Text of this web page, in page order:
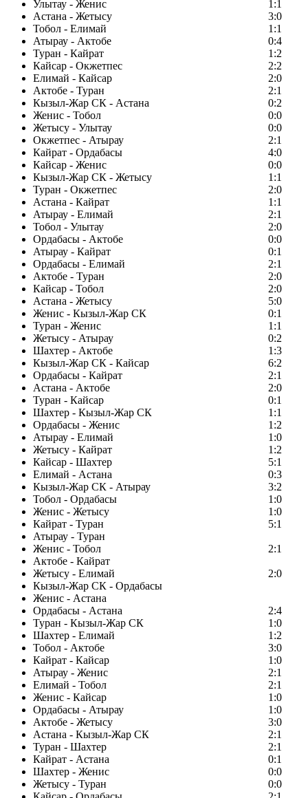
Улытау - Женис
1:1
Астана - Жетысу
3:0
Тобол - Елимай
1:1
Атырау - Актобе
0:4
Туран - Кайрат
1:2
Кайсар - Окжетпес
2:2
Елимай - Кайсар
2:0
Актобе - Туран
2:1
Кызыл-Жар СК - Астана
0:2
Женис - Тобол
0:0
Жетысу - Улытау
0:0
Окжетпес - Атырау
2:1
Кайрат - Ордабасы
4:0
Кайсар - Женис
0:0
Кызыл-Жар СК - Жетысу
1:1
Туран - Окжетпес
2:0
Астана - Кайрат
1:1
Атырау - Елимай
2:1
Тобол - Улытау
2:0
Ордабасы - Актобе
0:0
Атырау - Кайрат
0:1
Ордабасы - Елимай
2:1
Актобе - Туран
2:0
Кайсар - Тобол
2:0
Астана - Жетысу
5:0
Женис - Кызыл-Жар СК
0:1
Туран - Женис
1:1
Жетысу - Атырау
0:2
Шахтер - Актобе
1:3
Кызыл-Жар СК - Кайсар
6:2
Ордабасы - Кайрат
2:1
Астана - Актобе
2:0
Туран - Кайсар
0:1
Шахтер - Кызыл-Жар СК
1:1
Ордабасы - Женис
1:2
Атырау - Елимай
1:0
Жетысу - Кайрат
1:2
Кайсар - Шахтер
5:1
Елимай - Астана
0:3
Кызыл-Жар СК - Атырау
3:2
Тобол - Ордабасы
1:0
Женис - Жетысу
1:0
Кайрат - Туран
5:1
Атырау - Туран
Женис - Тобол
2:1
Актобе - Кайрат
Жетысу - Елимай
2:0
Кызыл-Жар СК - Ордабасы
Женис - Астана
Ордабасы - Астана
2:4
Туран - Кызыл-Жар СК
1:0
Шахтер - Елимай
1:2
Тобол - Актобе
3:0
Кайрат - Кайсар
1:0
Атырау - Женис
2:1
Елимай - Тобол
2:1
Женис - Кайсар
1:0
Ордабасы - Атырау
1:0
Актобе - Жетысу
3:0
Астана - Кызыл-Жар СК
2:1
Туран - Шахтер
2:1
Кайрат - Астана
0:1
Шахтер - Женис
0:0
Жетысу - Туран
0:0